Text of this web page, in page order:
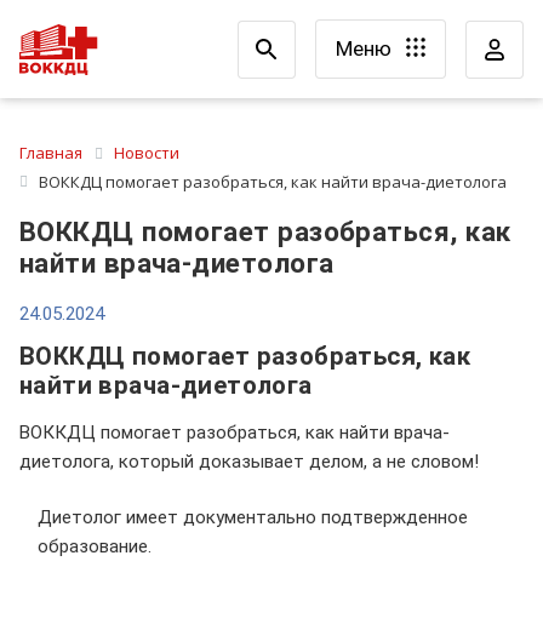
Меню
Главная
Новости
ВОККДЦ помогает разобраться, как найти врача-диетолога
ВОККДЦ помогает разобраться, как
найти врача-диетолога
24.05.2024
ВОККДЦ помогает разобраться, как
найти врача-диетолога
ВОККДЦ помогает разобраться, как найти врача-
диетолога, который доказывает делом, а не словом!
Диетолог имеет документально подтвержденное
образование.